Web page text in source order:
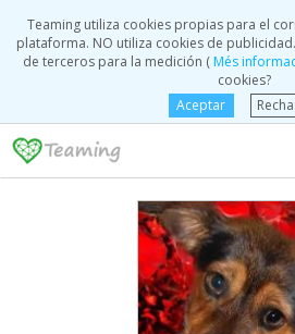
Teaming utiliza cookies propias para el
plataforma. NO utiliza cookies de
de terceros para la medición (Més
cookies?
Aceptar